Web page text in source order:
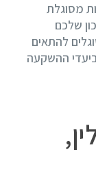
מסוגלת
שלכם
להתאים
ההשקעה